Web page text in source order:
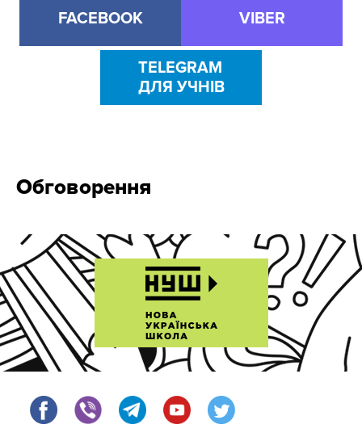
FACEBOOK VIBER
TELEGRAM
ДЛЯ УЧНІВ
Обговорення